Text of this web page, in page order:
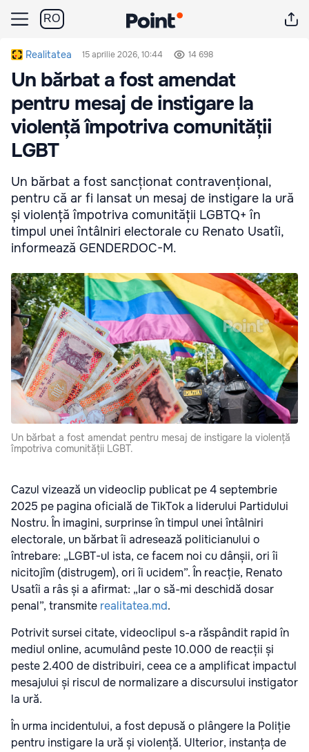
RO
Realitatea 15 aprilie 2026, 10:44 14 698
Un bărbat a fost amendat
pentru mesaj de instigare la
violență împotriva comunității
LGBT
Un bărbat a fost sancționat contravențional,
pentru că ar fi lansat un mesaj de instigare la ură
și violență împotriva comunității LGBTQ+ în
timpul unei întâlniri electorale cu Renato Usatîi,
informează GENDERDOC-M.
Un bărbat a fost amendat pentru mesaj de instigare la violență
împotriva comunității LGBT.
Cazul vizează un videoclip publicat pe 4 septembrie
2025 pe pagina oficială de TikTok a liderului Partidului
Nostru. În imagini, surprinse în timpul unei întâlniri
electorale, un bărbat îi adresează politicianului o
întrebare: „LGBT-ul ista, ce facem noi cu dânșii, ori îi
nicitojîm (distrugem), ori îi ucidem”. În reacție, Renato
Usatîi a râs și a afirmat: „Iar o să-mi deschidă dosar
penal”, transmite realitatea.md.
Potrivit sursei citate, videoclipul s-a răspândit rapid în
mediul online, acumulând peste 10.000 de reacții și
peste 2.400 de distribuiri, ceea ce a amplificat impactul
mesajului și riscul de normalizare a discursului instigator
la ură.
În urma incidentului, a fost depusă o plângere la Poliție
pentru instigare la ură și violență. Ulterior, instanța de